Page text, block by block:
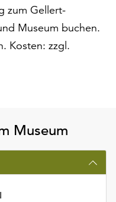
zum Gellert-
Museum buchen.
Kosten: zzgl.
Museum